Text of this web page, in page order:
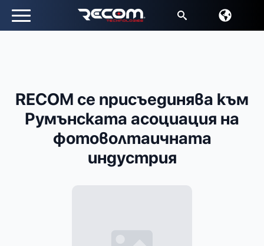
RECOM се присъединява към
Румънската асоциация на
фотоволтаичната
индустрия